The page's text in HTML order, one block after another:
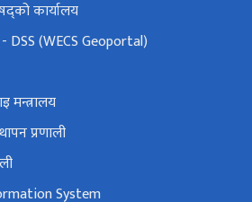
कार्यालय
DSS (WECS Geoportal)
मन्त्रालय
प्रणाली
System